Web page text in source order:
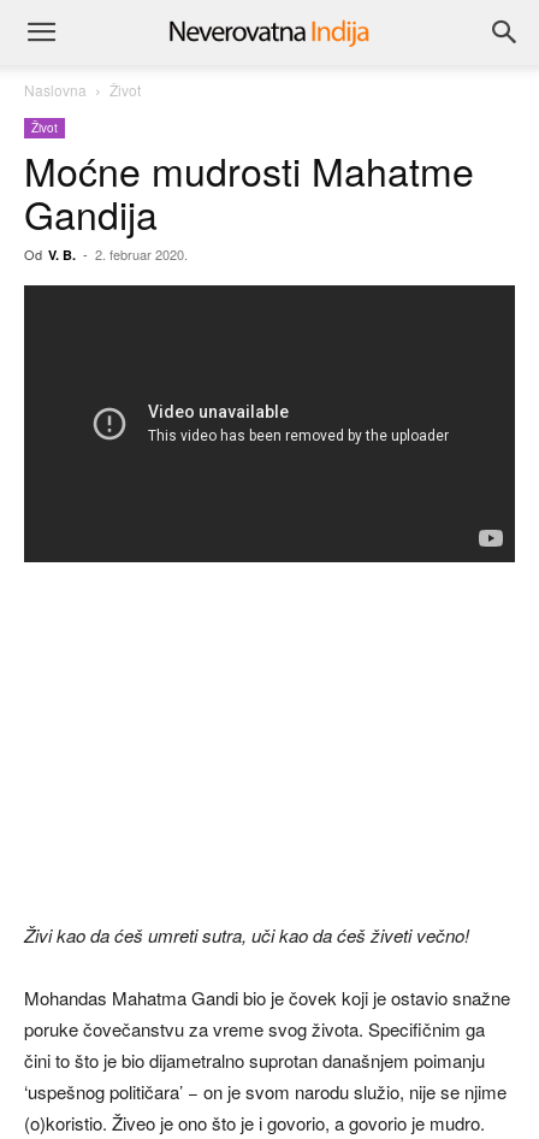
Naslovna Život
Život
Moćne mudrosti Mahatme
Gandija
Od V. B. - 2. februar 2020.
Živi kao da ćeš umreti sutra, uči kao da ćeš živeti večno!
Mohandas Mahatma Gandi bio je čovek koji je ostavio snažne
poruke čovečanstvu za vreme svog života. Specifičnim ga
čini to što je bio dijametralno suprotan današnjem poimanju
‘uspešnog političara’ − on je svom narodu služio, nije se njime
(o)koristio. Živeo je ono što je i govorio, a govorio je mudro.